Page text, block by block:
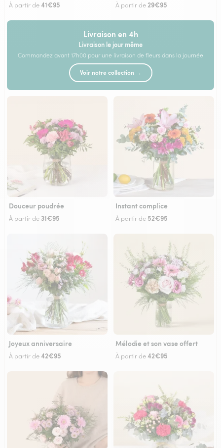
À partir de41€95 À partir de29€95
Livraison en 4h
Livraison le jour même
Commandez avant 17h00 pour une livraison de fleurs dans la journée
Voir notre collection →
Douceur poudrée
À partir de 31€95
Instant complice
À partir de 52€95
Joyeux anniversaire
À partir de42€95
Mélodie et son vase offert
À partir de42€95